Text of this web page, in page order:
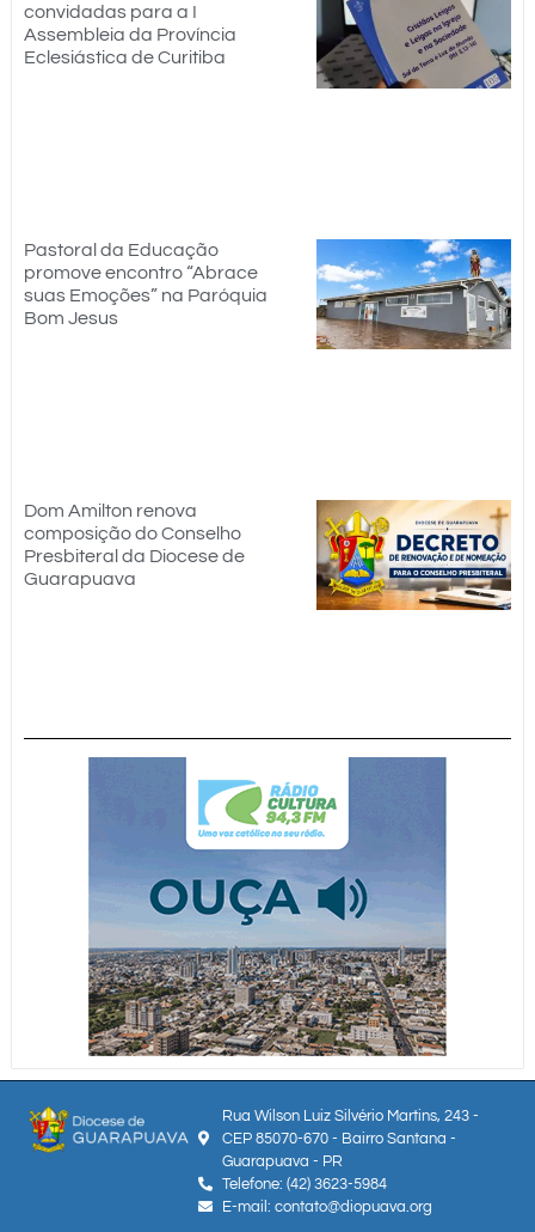
convidadas para a I
Assembleia da Província
Eclesiástica de Curitiba
Pastoral da Educação
promove encontro “Abrace
suas Emoções” na Paróquia
Bom Jesus
Dom Amilton renova
composição do Conselho
Presbiteral da Diocese de
Guarapuava
Rua Wilson Luiz Silvério Martins, 243 -
CEP 85070-670 - Bairro Santana -
Guarapuava - PR
Telefone: (42) 3623-5984
E-mail: contato@diopuava.org